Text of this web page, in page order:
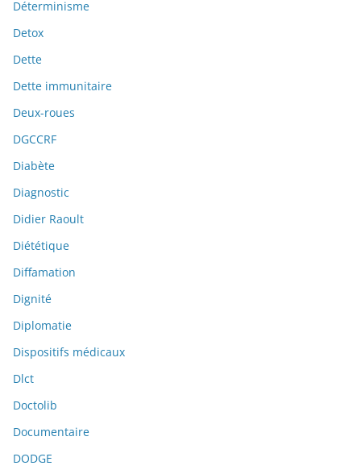
Déterminisme
Detox
Dette
Dette immunitaire
Deux-roues
DGCCRF
Diabète
Diagnostic
Didier Raoult
Diététique
Diffamation
Dignité
Diplomatie
Dispositifs médicaux
Dlct
Doctolib
Documentaire
DODGE